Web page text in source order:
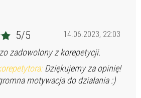
14.06.2023, 22:03
5/5
zadowolony z korepetycji.
Dziękujemy za opinię!
motywacja do działania :)